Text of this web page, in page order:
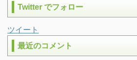
Twitter でフォロー
ツイート
最近のコメント